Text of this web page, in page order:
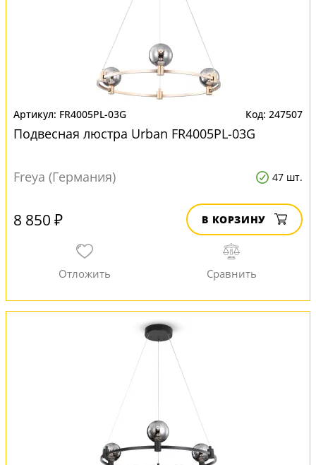
FR4005PL-03G 247507
Подвесная люстра Urban FR4005PL-03G
Freya (Германия) 47 шт.
8 850 ₽ В КОРЗИНУ